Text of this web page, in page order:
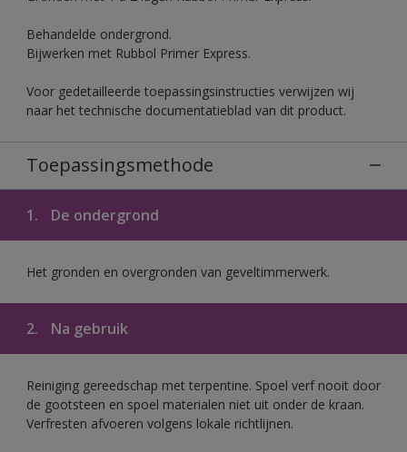
Behandelde ondergrond.
Bijwerken met Rubbol Primer Express.
Voor gedetailleerde toepassingsinstructies verwijzen wij
naar het technische documentatieblad van dit product.
Toepassingsmethode
1. De ondergrond
Het gronden en overgronden van geveltimmerwerk.
2. Na gebruik
Reiniging gereedschap met terpentine. Spoel verf nooit door
de gootsteen en spoel materialen niet uit onder de kraan.
Verfresten afvoeren volgens lokale richtlijnen.